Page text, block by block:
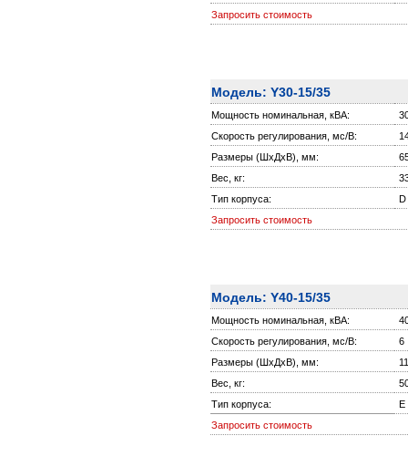
Запросить стоимость
Модель: Y30-15/35
Мощность номинальная, кВА:
Скорость регулирования, мс/В:
Размеры (ШxДxВ), мм:
Вес, кг:
Тип корпуса:
D
Запросить стоимость
Модель: Y40-15/35
Мощность номинальная, кВА:
Скорость регулирования, мс/В:
6
Размеры (ШxДxВ), мм:
Вес, кг:
Тип корпуса:
E
Запросить стоимость